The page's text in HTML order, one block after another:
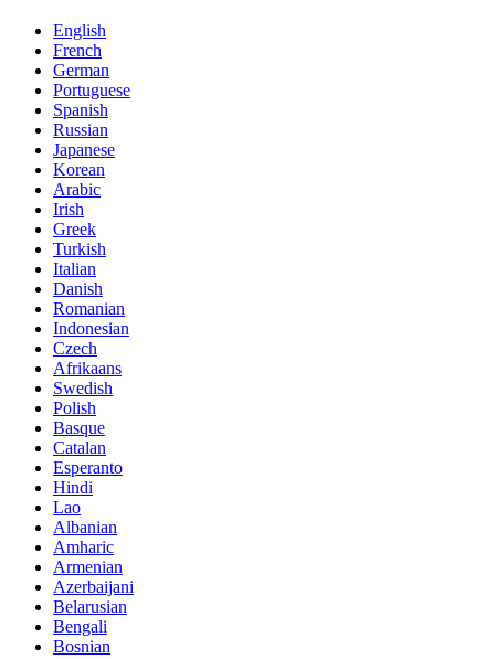
English
French
German
Portuguese
Spanish
Russian
Japanese
Korean
Arabic
Irish
Greek
Turkish
Italian
Danish
Romanian
Indonesian
Czech
Afrikaans
Swedish
Polish
Basque
Catalan
Esperanto
Hindi
Lao
Albanian
Amharic
Armenian
Azerbaijani
Belarusian
Bengali
Bosnian